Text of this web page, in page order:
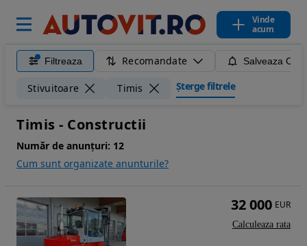
Vinde
acum
Filtreaza Recomandate Salveaza
Stivuitoare Timis Șterge filtrele
Timis - Constructii
Număr de anunțuri: 12
Cum sunt organizate anunturile?
32 000 EUR
Calculeaza rata